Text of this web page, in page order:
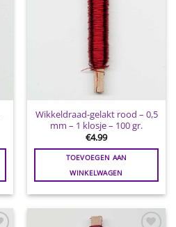
Wikkeldraad-gelakt rood – 0,5
mm – 1 klosje – 100 gr.
€4.99
TOEVOEGEN AAN
WINKELWAGEN